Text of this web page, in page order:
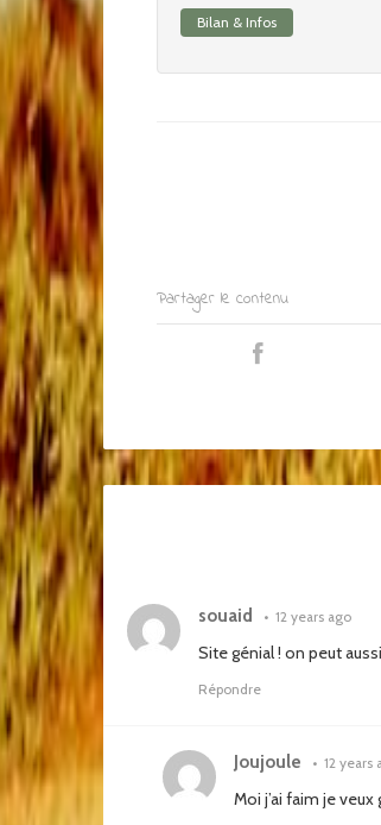
Bilan & Infos
Partager le contenu
souaid • 12 years ago
Site génial ! on peut
Répondre
Joujoule • 12 years
Moi j’ai faim je veux